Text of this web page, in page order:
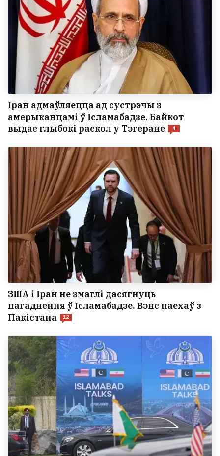
Іран адмаўляецца ад сустрэчы з
амерыканцамі ў Ісламабадзе. Байкот
выдае глыбокі раскол у Тэгеране
4
ЗША і Іран не змаглі дасягнуць
пагаднення ў Ісламабадзе. Вэнс паехаў з
Пакістана
12